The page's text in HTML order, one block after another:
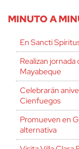
MINUTO A
En Sancti
Realizan
Mayabeque
Celebrarán
Cienfuegos
Promueven en
alternativa